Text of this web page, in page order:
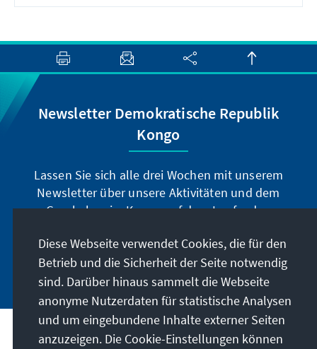
Newsletter Demokratische Republik
Kongo
Lassen Sie sich alle drei Wochen mit unserem
Newsletter über unsere Aktivitäten und dem
Geschehen im Kongo auf dem Laufenden
Jetzt abonnieren
Anschrift
Diese Webseite verwendet Cookies, die für den
Betrieb und die Sicherheit der Seite notwendig
sind. Darüber hinaus sammelt die Webseite
anonyme Nutzerdaten für statistische Analysen
und um eingebundene Inhalte externer Seiten
anzuzeigen. Die Cookie-Einstellungen können